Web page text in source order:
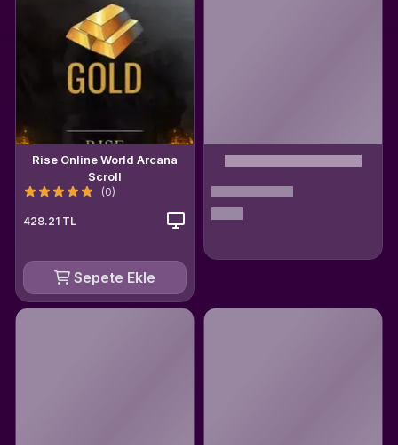
Rise Online World Arcana
Scroll
(0)
428.21 TL
Sepete Ekle